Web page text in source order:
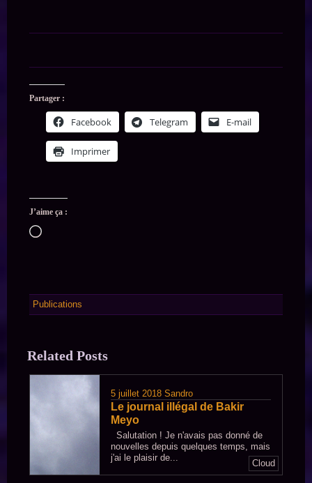
Partager :
Facebook Telegram E-mail
Imprimer
J’aime ça :
Chargement…
Publications
Related Posts
5 juillet 2018 Sandro
Le journal illégal de Bakir
Meyo
Salutation ! Je n'avais pas donné de
nouvelles depuis quelques temps, mais
j'ai le plaisir de...
Cloud